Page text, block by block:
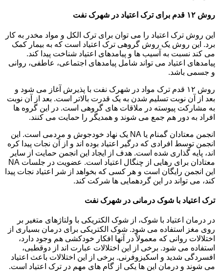
روش ۱۲ قدم برای ترک اعتیاد در شهرک نفت
این روش ترک اعتیاد را می توان برای ترک الکل و مواد مخدر به کار
برد. این روش یک روش گروهی ترک اعتیاد است که به بیمار کمک
می کند نسبت به آسیب ها و پیامدهای اعتیاد شناخت پیدا کند.
پیامدهای اعتیاد می تواند شامل پیامدهای اجتماعی، عاطفی، روانی
و جسمی باشد.
روش ۱۲ قدم ترک مواد در شهرک نفت با پذیرش آغاز می شود و
بعد از آن نوبت تسلیم شدن به یک قدرت بالاتر است. بعد از آن نوبت
به مشارکت پیوسته در ملاقات های گروهی است. در این گروه ها
افراد به دور هم جمع می شوند و همدیگر را حمایت می کنند.
انجمن معتادان گمنام یا NA یک نهاد خودجوش و مردمی است. این
انجمن توسط افرادی که درگیر اعتیاد بوده اند و از آن نجات پیدا کره
اند، پایه گذاری شده است. هدف از ایجاد این انجمن حمایت از سایر
معتادان برای رهایی از چنگال اعتیاد است. عضویت در جلسات NA
این انجمن رایگان است و هر کسی که بخواهد از شر اعتیاد نجات پیدا
کند، می تواند در این گردهمایی ها شرکت کند.
ترک اعتیاد با شوک درمانی در شهرک نفت
در درمان اعتیاد با شوک، از شوک الکتریکی با ولتاژهای متغیر بر
روی مغز استفاده می شود. شوک الکتریکی برای درمان بسیاری از
اختلالات روانی که معمولاً در آنها افکار خودکشی هم وجود دارد،
استفاده می شود. برخی از این اختلالات عبارت اند از دوقطبی،
افسردگی شدید و اسکیزوفرنی. برخی از این اختلالات باعث اعتیاد
می شوند و درمان این ها یکی از گام های مهم در ترک اعتیاد است.